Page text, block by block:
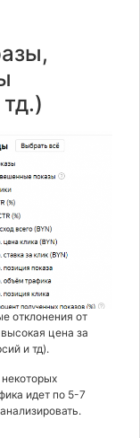
отклонения от
цена за
и тд).
идет по 5-7